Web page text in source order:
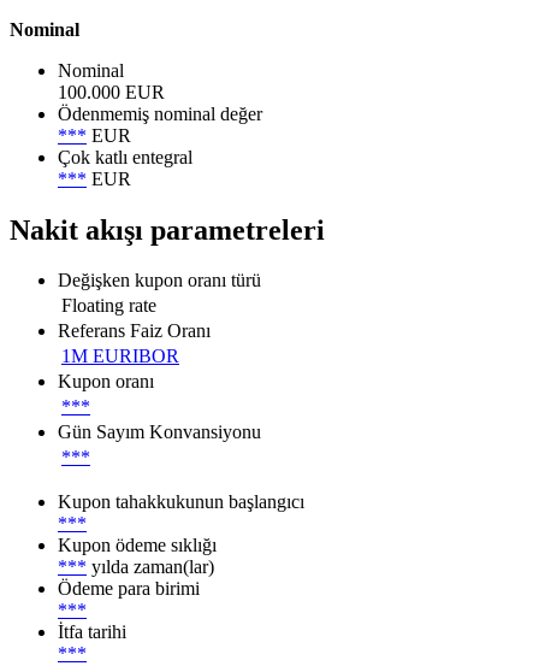
Nominal
Nominal
100.000 EUR
Ödenmemiş nominal değer
*** EUR
Çok katlı entegral
*** EUR
Nakit akışı parametreleri
Değişken kupon oranı türü
Floating rate
Referans Faiz Oranı
1M EURIBOR
Kupon oranı
***
Gün Sayım Konvansiyonu
***
Kupon tahakkukunun başlangıcı
***
Kupon ödeme sıklığı
*** yılda zaman(lar)
Ödeme para birimi
***
İtfa tarihi
***